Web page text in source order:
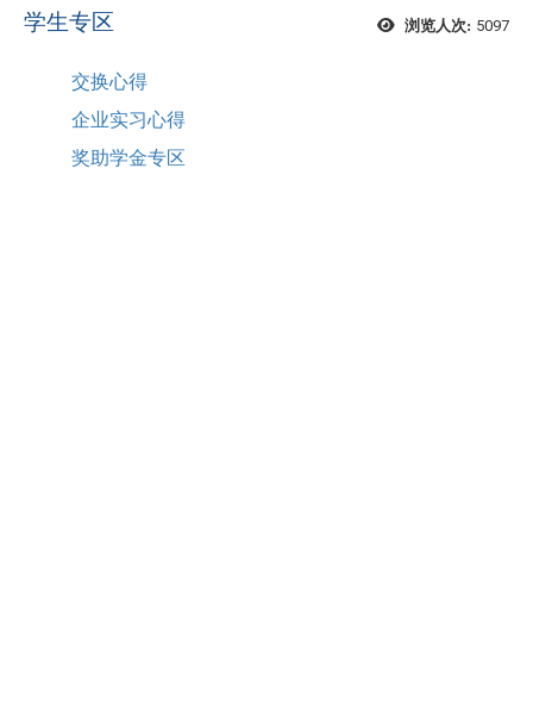
浏览人次: 5097
学生专区
交换心得
企业实习心得
奖助学金专区